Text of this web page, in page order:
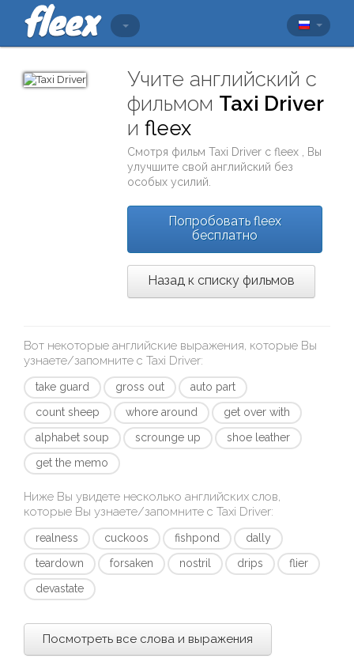
Учите английский с
фильмом Taxi Driver
иfleex
Смотря фильмTaxi Driver сfleex
, Вы
улучшите свой английский без
особых усилий.
Попробовать fleex
бесплатно
Назад к списку фильмов
Вот некоторые английские выражения, которые Вы
узнаете/запомните с Taxi Driver:
take guard gross out
auto part
count sheep
whore around
get over with
alphabet soup
scrounge up
shoe leather
get the memo
Ниже Вы увидете несколько английских слов,
которые Вы узнаете/запомните с Taxi Driver:
realness cuckoos fishpond
dally
teardown
forsaken nostril drips
flier
devastate
Посмотреть все слова и выражения